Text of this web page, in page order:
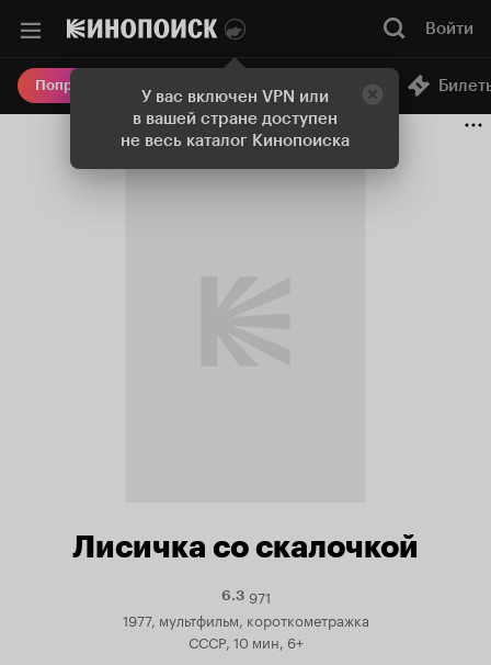
У вас включен VPN или
в вашей стране доступен
не весь каталог Кинопоиска
Войти
Попробовать Плюс Онлайн-кинотеатр
Лисичка со скалочкой
6.3Рейтинг
6.3
971
1977, мультфильм, короткометражка
СССР, 10 мин, 6+